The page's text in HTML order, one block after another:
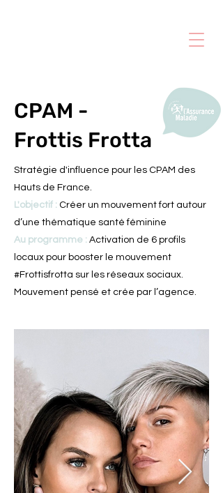
CPAM -
Frottis Frotta
Stratégie d'influence pour les CPAM des
Hauts de France.
L'objectif : Créer un mouvement fort autour
d’une thématique santé féminine
Au programme : Activation de 6 profils
locaux pour booster le mouvement
#Frottisfrotta sur les réseaux sociaux.
Mouvement pensé et crée par l’agence.